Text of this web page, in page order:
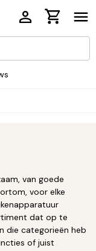
van goede
voor elke
dat op te
die categorieën heb
of juist